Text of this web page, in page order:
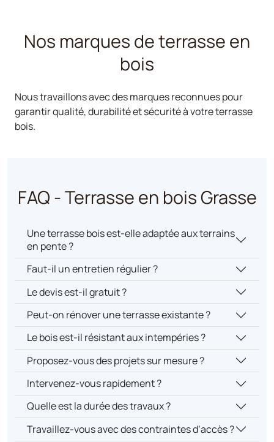
Nos marques de terrasse en
bois
Nous travaillons avec des marques reconnues pour
garantir qualité, durabilité et sécurité à votre terrasse
bois.
FAQ - Terrasse en bois Grasse
Une terrasse bois est-elle adaptée aux terrains
en pente ?
Faut-il un entretien régulier ?
Le devis est-il gratuit ?
Peut-on rénover une terrasse existante ?
Le bois est-il résistant aux intempéries ?
Proposez-vous des projets sur mesure ?
Intervenez-vous rapidement ?
Quelle est la durée des travaux ?
Travaillez-vous avec des contraintes d’accès ?